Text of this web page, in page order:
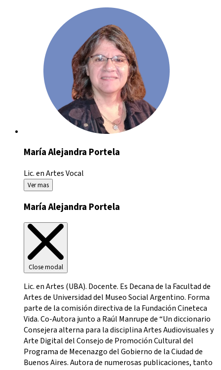
María Alejandra Portela
Lic. en ArtesVocal
Ver mas
María Alejandra Portela
Close modal
Lic. en Artes (UBA). Docente. Es Decana de la Facultad de
Artes de Universidad del Museo Social Argentino. Forma
parte de la comisión directiva de la Fundación Cineteca
Vida. Co-Autora junto a Raúl Manrupe de “Un diccionario
Consejera alterna para la disciplina Artes Audiovisuales y
Arte Digital del Consejo de Promoción Cultural del
Programa de Mecenazgo del Gobierno de la Ciudad de
Buenos Aires. Autora de numerosas publicaciones, tanto